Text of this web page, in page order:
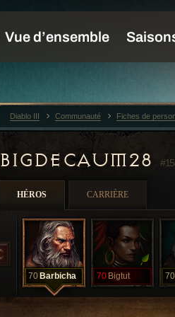
BIGDECAUM28
HÉROS CARRIÈRE
70 Barbicha 70 Bigtut 70
Diablo III Communauté Fiches de